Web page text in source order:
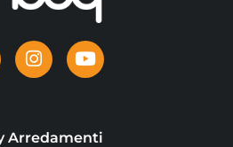
Arredamenti